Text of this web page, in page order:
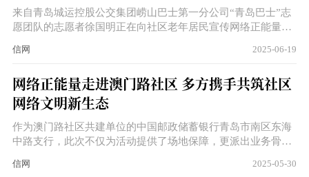
来自青岛城运控股公交集团崂山巴士第一分公司“青岛巴士”志
愿团队的志愿者徐国明正在向社区老年居民宣传网络正能量，
老人们收到一些虚假短信，打着“中奖”的旗号吸引老年人眼
信网 2025-06-19
网络正能量走进澳门路社区 多方携手共筑社区
网络文明新生态
作为澳门路社区共建单位的中国邮政储蓄银行青岛市南区东海
中路支行，此次不仅为活动提供了场地保障，更派出业务骨干
妙招”为主题，展开了一场贴合居民切身利益的宣讲。“大家记
信网 2025-05-30